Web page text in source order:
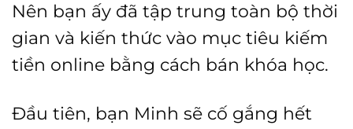
Nên bạn ấy đã tập trung toàn bộ thời
gian và kiến thức vào mục tiêu kiếm
tiền online bằng cách bán khóa học.
Đầu tiên, bạn Minh sẽ cố gắng hết